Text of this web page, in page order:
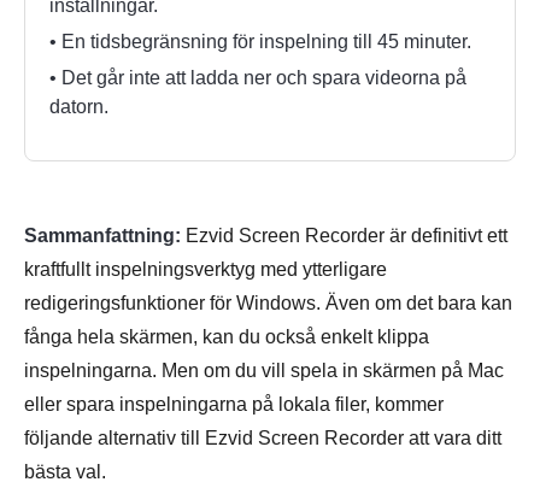
inställningar.
• En tidsbegränsning för inspelning till 45 minuter.
• Det går inte att ladda ner och spara videorna på
datorn.
Sammanfattning: Ezvid Screen Recorder är definitivt ett
kraftfullt inspelningsverktyg med ytterligare
redigeringsfunktioner för Windows. Även om det bara kan
fånga hela skärmen, kan du också enkelt klippa
inspelningarna. Men om du vill spela in skärmen på Mac
eller spara inspelningarna på lokala filer, kommer
följande alternativ till Ezvid Screen Recorder att vara ditt
bästa val.